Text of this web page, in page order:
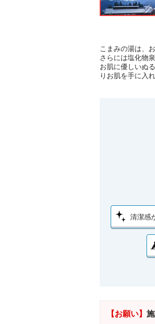
こまみの湯は、
さらには塩化物
お肌に優しいぬ
りお肌を手に入
清潔感
【お願い】